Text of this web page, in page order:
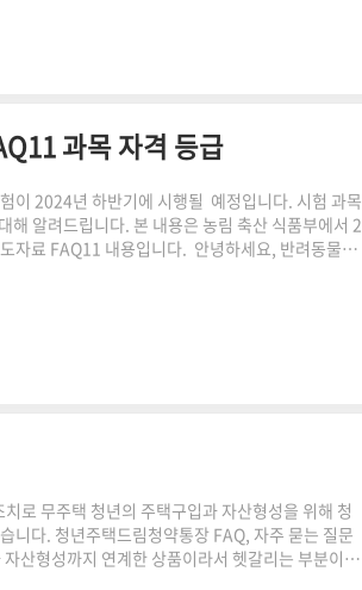
다. 가사를 모르는 노래라도, 멜로디만 기억하고 있
있죠. 다양한 음악 데이터베이..
과목 자격 등급
이 2024년 하반기에 시행될 예정입니다. 시험 과목
해 알려드립니다. 본 내용은 농림 축산 식품부에서 2
자료 FAQ11 내용입니다. 안녕하세요, 반려동물을
인, 반려동물행동지도사에 대해 이야기해보려고
최신 반려동물 행동 지도사 국가자격시험 만 18
1회 반려동물행동지도사* 국가자..
로 무주택 청년의 주택구입과 자산형성을 위해 청
니다. 청년주택드림청약통장 FAQ, 자주 묻는 질문
산형성까지 연계한 상품이라서 헷갈리는 부분이 많